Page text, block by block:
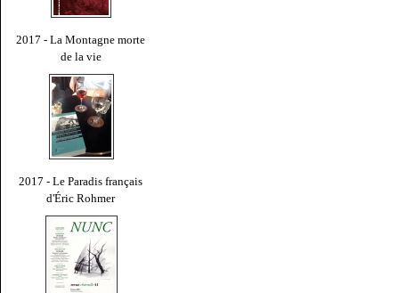
2017 - La Montagne morte
de la vie
2017 - Le Paradis français
d'Éric Rohmer